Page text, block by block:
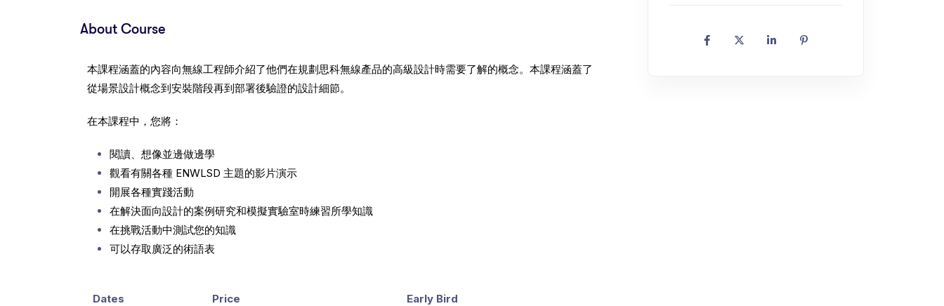
About Course
本課程涵蓋的內容向無線工程師介紹了他們在規劃思科無線產品的高級設計時需要了解的概念。本課程涵蓋了
從場景設計概念到安裝階段再到部署後驗證的設計細節。
在本課程中，您將：
閱讀、想像並邊做邊學
觀看有關各種 ENWLSD 主題的影片演示
開展各種實踐活動
在解決面向設計的案例研究和模擬實驗室時練習所學知識
在挑戰活動中測試您的知識
可以存取廣泛的術語表
Dates Price Early Bird